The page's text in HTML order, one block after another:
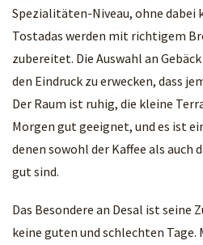
Spezialitäten-Niveau, ohne dabei
Tostadas werden mit richtigem
zubereitet. Die Auswahl an
den Eindruck zu erwecken, dass
Der Raum ist ruhig, die kleine
Morgen gut geeignet, und es ist
denen sowohl der Kaffee als auch
gut sind.
Das Besondere an Desal ist seine
keine guten und schlechten Tage.